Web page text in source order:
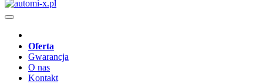
Oferta
Gwarancja
O nas
Kontakt